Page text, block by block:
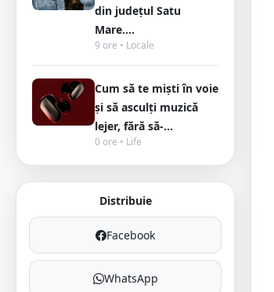
din județul Satu
Mare....
9 ore • Locale
Cum să te miști în voie
și să asculți muzică
lejer, fără să-...
0 ore • Life
Distribuie
Facebook
WhatsApp